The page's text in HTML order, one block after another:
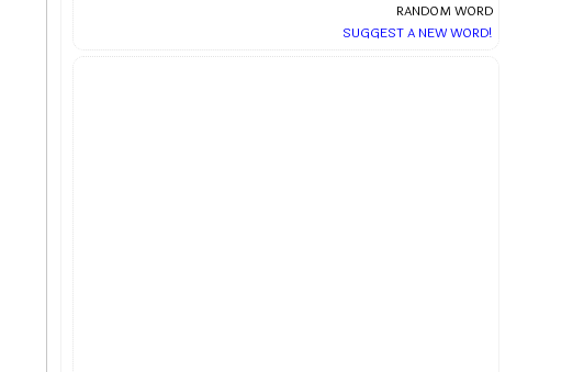
RANDOM WORD
SUGGEST A NEW WORD!